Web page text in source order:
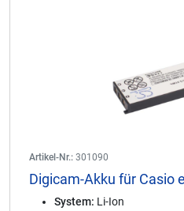
Artikel-Nr.: 301090
Digicam-Akku für Casio
System: Li-Ion